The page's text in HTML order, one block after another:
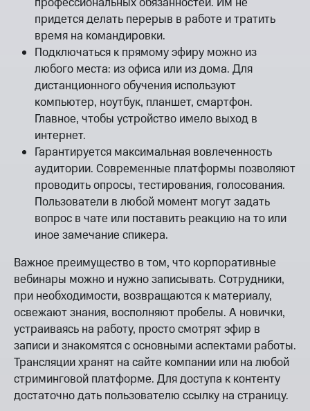
придется делать перерыв в работе и тратить
время на командировки.
Подключаться к прямому эфиру можно из
любого места: из офиса или из дома. Для
дистанционного обучения используют
компьютер, ноутбук, планшет, смартфон.
Главное, чтобы устройство имело выход в
интернет.
Гарантируется максимальная вовлеченность
аудитории. Современные платформы позволяют
проводить опросы, тестирования, голосования.
Пользователи в любой момент могут задать
вопрос в чате или поставить реакцию на то или
иное замечание спикера.
Важное преимущество в том, что корпоративные
вебинары можно и нужно записывать. Сотрудники,
при необходимости, возвращаются к материалу,
освежают знания, восполняют пробелы. А новички,
устраиваясь на работу, просто смотрят эфир в
записи и знакомятся с основными аспектами работы.
Трансляции хранят на сайте компании или на любой
стриминговой платформе. Для доступа к контенту
достаточно дать пользователю ссылку на страницу.